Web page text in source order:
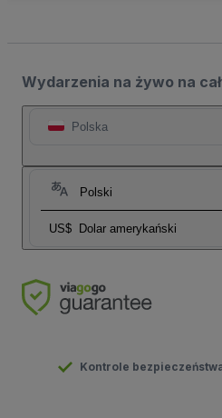
Wydarzenia na żywo na
Polska
Polski
US$ Dolar amerykański
Kontrole